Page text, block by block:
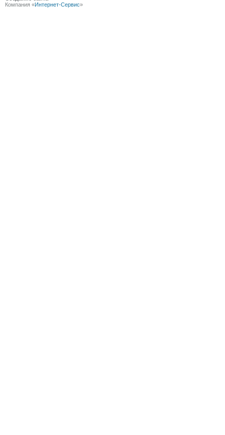
Компания «Интернет-Сервис»